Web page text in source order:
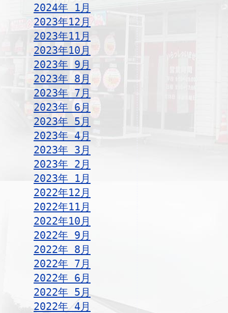
2024年 1月
2023年12月
2023年11月
2023年10月
2023年 9月
2023年 8月
2023年 7月
2023年 6月
2023年 5月
2023年 4月
2023年 3月
2023年 2月
2023年 1月
2022年12月
2022年11月
2022年10月
2022年 9月
2022年 8月
2022年 7月
2022年 6月
2022年 5月
2022年 4月